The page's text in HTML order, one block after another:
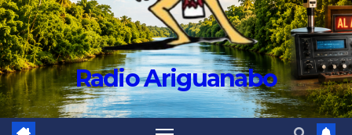
Radio Ariguanabo